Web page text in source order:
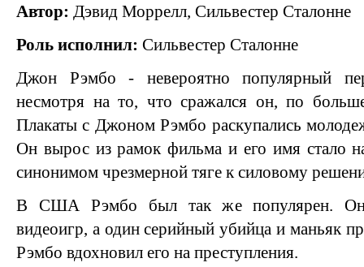
Автор: Дэвид Моррелл, Сильвестер Сталонне
Роль исполнил: Сильвестер Сталонне
Джон Рэмбо - невероятно популярный
несмотря на то, что сражался он, по
Плакаты с Джоном Рэмбо раскупались
Он вырос из рамок фильма и его имя стало
синонимом чрезмерной тяге к силовому
В США Рэмбо был так же популярен. Он
видеоигр, а один серийный убийца и маньяк
Рэмбо вдохновил его на преступления.